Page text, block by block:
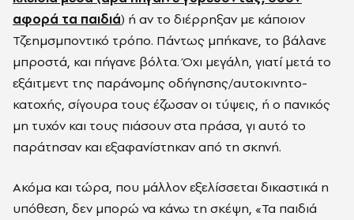
αφορά τα παιδιά) ή αν το διέρρηξαν με κάποιον
Τζεημσμποντικό τρόπο. Πάντως μπήκανε, το βάλανε
μπροστά, και πήγανε βόλτα. Όχι μεγάλη, γιατί μετά το
εξάιτμεντ της παράνομης οδήγησης/αυτοκινητο-
κατοχής, σίγουρα τους έζωσαν οι τύψεις, ή ο πανικός
μη τυχόν και τους πιάσουν στα πράσα, γι αυτό το
παράτησαν και εξαφανίστηκαν από τη σκηνή.
Ακόμα και τώρα, που μάλλον εξελίσσεται δικαστικά η
υπόθεση, δεν μπορώ να κάνω τη σκέψη, «Τα παιδιά